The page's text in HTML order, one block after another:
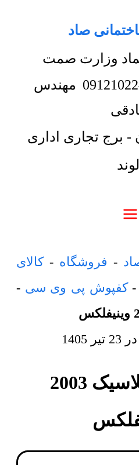
صاد
وزارت صمت
مهندس
- برج تجاری اداری
الوند
- فروشگاه -کالای
-کفپوش پی وی سی -
23 تیر 1405
کفپوش کلاسیک 2003